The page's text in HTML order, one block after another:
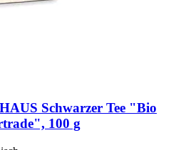
Schwarzer Tee "Bio
100 g